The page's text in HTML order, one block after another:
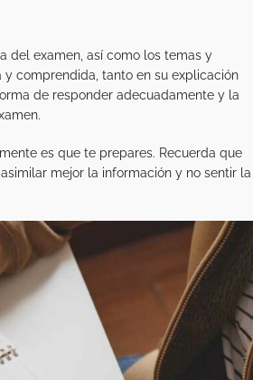
del examen, así como los temas y
comprendida, tanto en su explicación
de responder adecuadamente y la
es que te prepares. Recuerda que
mejor la información y no sentir la